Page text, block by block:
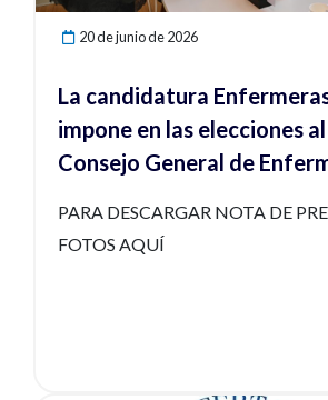
20 de junio de 2026
La candidatura
impone en las elecciones
Consejo General de
PARA DESCARGAR NOTA DE
FOTOS AQUÍ